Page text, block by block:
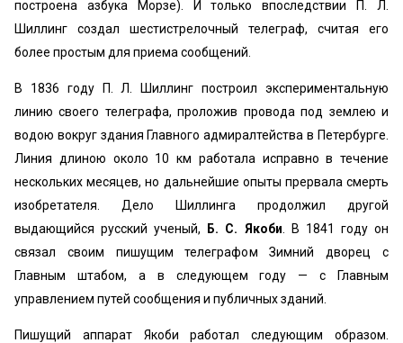
построена азбука Морзе). И только впоследствии П. Л.
Шиллинг создал шестистрелочный телеграф, считая его
более простым для приема сообщений.
В 1836 году П. Л. Шиллинг построил экспериментальную
линию своего телеграфа, проложив провода под землею и
водою вокруг здания Главного адмиралтейства в Петербурге.
Линия длиною около 10 км работала исправно в течение
нескольких месяцев, но дальнейшие опыты прервала смерть
изобретателя. Дело Шиллинга продолжил другой
выдающийся русский ученый,
Б. С. Якоби . В 1841 году он
связал своим пишущим телеграфом Зимний дворец с
Главным штабом, а в следующем году — с Главным
управлением путей сообщения и публичных зданий.
Пишущий аппарат Якоби работал следующим образом.